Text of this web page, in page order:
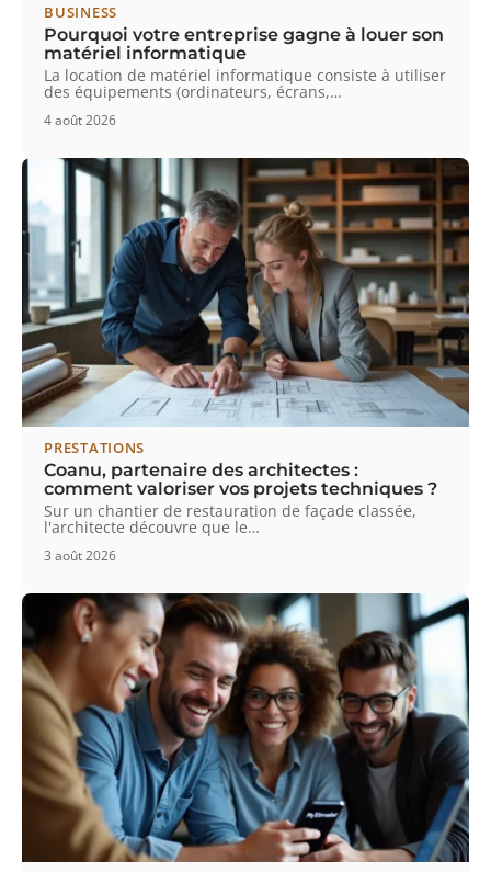
BUSINESS
Pourquoi votre entreprise gagne à louer son
matériel informatique
La location de matériel informatique consiste à utiliser
des équipements (ordinateurs, écrans,…
4 août 2026
PRESTATIONS
Coanu, partenaire des architectes :
comment valoriser vos projets techniques ?
Sur un chantier de restauration de façade classée,
l'architecte découvre que le…
3 août 2026